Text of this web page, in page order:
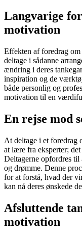
Langvarige
motivation
Effekten af foredrag
deltage i sådanne
ændring i deres
inspiration og de
både personlig og
motivation til en
En rejse mod
At deltage i et foredrag
at lære fra eksperter; det
Deltagerne opfordres
og drømme. Denne
for at forstå, hvad der
kan nå deres ønskede
Afsluttende
motivation